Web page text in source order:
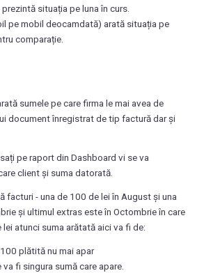
situația pe luna în curs.
pe mobil deocamdată) arată situația pe
comparație.
sumele pe care firma le mai avea de
document înregistrat de tip factură dar și
pe raport din Dashboard vi se va
client și suma datorată.
facturi - una de 100 de lei în August și una
și ultimul extras este în Octombrie în care
atunci suma arătată aici va fi de:
plătită nu mai apar
fi singura sumă care apare.